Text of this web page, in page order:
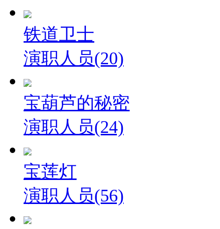
铁道卫士
演职人员(20)
宝葫芦的秘密
演职人员(24)
宝莲灯
演职人员(56)